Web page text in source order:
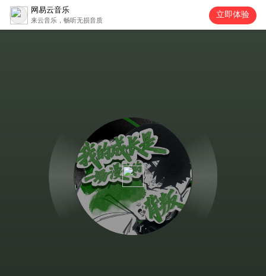
网易云音乐
来云音乐，畅听无损音质
立即体验